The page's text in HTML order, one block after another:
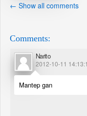
← Show all comments
Comments:
Narito
2012-10-11
Mantep gan